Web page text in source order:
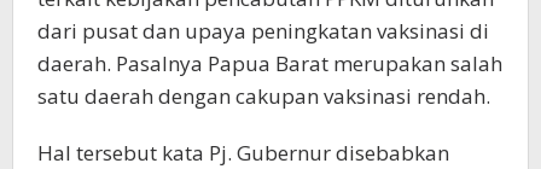
dari pusat dan upaya peningkatan vaksinasi di
daerah. Pasalnya Papua Barat merupakan salah
satu daerah dengan cakupan vaksinasi rendah.
Hal tersebut kata Pj. Gubernur disebabkan